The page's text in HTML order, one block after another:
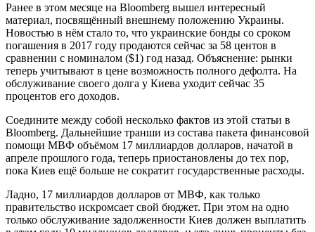
Ранее в этом месяце на Bloomberg вышел интересный
материал, посвящённый внешнему положению Украины.
Новостью в нём стало то, что украинские бонды со сроком
погашения в 2017 году продаются сейчас за 58 центов в
сравнении с номиналом ($1) год назад. Объяснение: рынки
теперь учитывают в цене возможность полного дефолта. На
обслуживание своего долга у Киева уходит сейчас 35
процентов его доходов.
Соедините между собой несколько фактов из этой статьи в
Bloomberg. Дальнейшие транши из состава пакета финансовой
помощи МВФ объёмом 17 миллиардов долларов, начатой в
апреле прошлого года, теперь приостановлены до тех пор,
пока Киев ещё больше не сократит государственные расходы.
Ладно, 17 миллиардов долларов от МВФ, как только
правительство искромсает свой бюджет. При этом на одно
только обслуживание задолженности Киев должен выплатить